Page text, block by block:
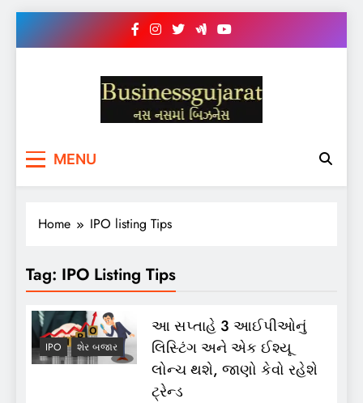
BUSINESS GUJARAT
MENU
Home IPO listing Tips
Tag: IPO Listing Tips
IPO શેર બજાર
આ સપ્તાહે 3 આઈપીઓનું
લિસ્ટિંગ અને એક ઈશ્યૂ
લોન્ચ થશે, જાણો કેવો રહેશે
ટ્રેન્ડ